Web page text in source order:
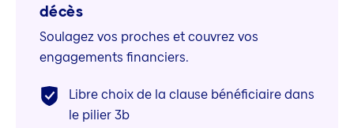
décès
Soulagez vos proches et couvrez vos
engagements financiers.
Libre choix de la clause bénéficiaire dans
le pilier 3b